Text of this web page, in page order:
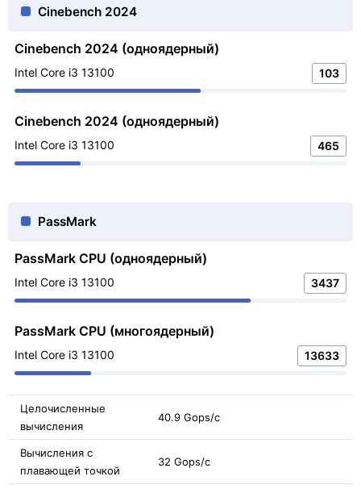
Cinebench 2024
Cinebench 2024 (одноядерный)
Intel Core i3 13100 103
Cinebench 2024 (одноядерный)
Intel Core i3 13100 465
PassMark
PassMark CPU (одноядерный)
Intel Core i3 13100 3437
PassMark CPU (многоядерный)
Intel Core i3 13100 13633
Целочисленные
вычисления
40.9 Gops/с
Вычисления с
плавающей точкой
32 Gops/с